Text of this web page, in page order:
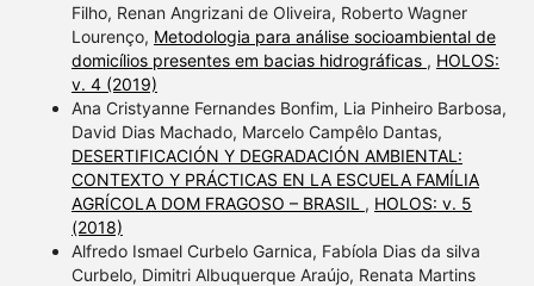
Filho, Renan Angrizani de Oliveira, Roberto Wagner
Lourenço, Metodologia para análise socioambiental de
domicílios presentes em bacias hidrográficas , HOLOS:
v. 4 (2019)
Ana Cristyanne Fernandes Bonfim, Lia Pinheiro Barbosa,
David Dias Machado, Marcelo Campêlo Dantas,
DESERTIFICACIÓN Y DEGRADACIÓN AMBIENTAL:
CONTEXTO Y PRÁCTICAS EN LA ESCUELA FAMÍLIA
AGRÍCOLA DOM FRAGOSO – BRASIL , HOLOS: v. 5
(2018)
Alfredo Ismael Curbelo Garnica, Fabíola Dias da silva
Curbelo, Dimitri Albuquerque Araújo, Renata Martins